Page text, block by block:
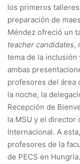
los primeros
preparación de
Méndez ofreció un
teacher candidates,
tema de la
ambas
profesores del área
la noche, la
Recepción de
la MSU y el director
Internacional. A
profesores de la
de PECS en